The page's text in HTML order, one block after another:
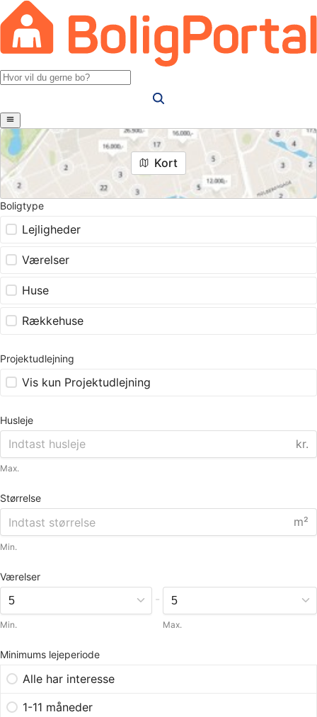
Kort
Boligtype
Lejligheder
Værelser
Huse
Rækkehuse
Projektudlejning
Vis kun Projektudlejning
Husleje
kr.
Max.
Størrelse
m²
Min.
Værelser
Min.
-
Max.
Minimums lejeperiode
Alle har interesse
1-11 måneder